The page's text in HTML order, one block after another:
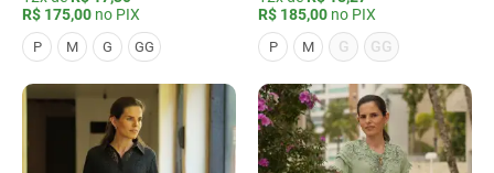
R$ 175,00 no PIX
P M G GG
R$ 185,00 no PIX
P M G GG